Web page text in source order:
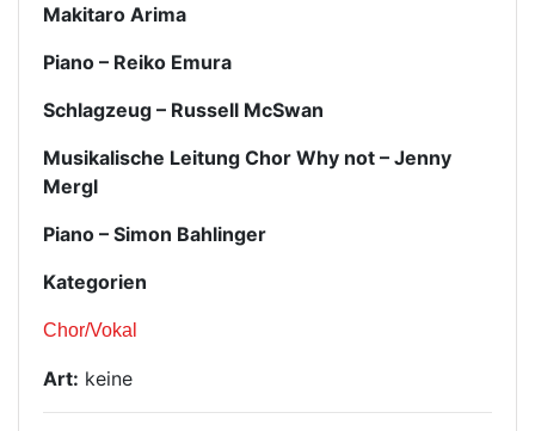
Makitaro Arima
Piano – Reiko Emura
Schlagzeug – Russell McSwan
Musikalische Leitung Chor Why not – Jenny
Mergl
Piano – Simon Bahlinger
Kategorien
Chor/Vokal
Art: keine